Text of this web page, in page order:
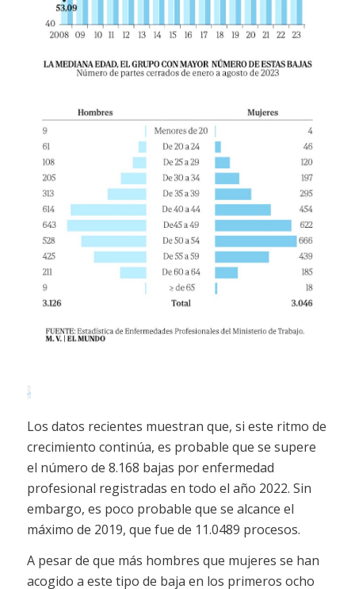
Los datos recientes muestran que, si este ritmo de
crecimiento continúa, es probable que se supere
el número de 8.168 bajas por enfermedad
profesional registradas en todo el año 2022. Sin
embargo, es poco probable que se alcance el
máximo de 2019, que fue de 11.0489 procesos.
A pesar de que más hombres que mujeres se han
acogido a este tipo de baja en los primeros ocho